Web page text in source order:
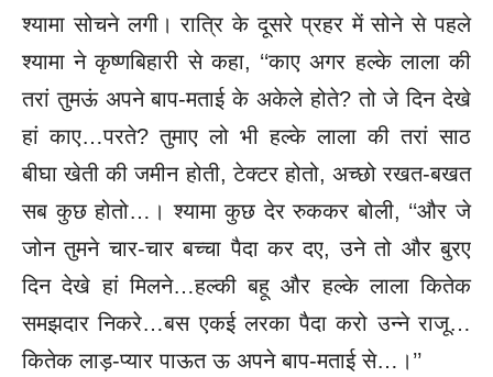
श्यामा सोचने लगी। रात्रि के दूसरे प्रहर में सोने से पहले
श्यामा ने कृष्णबिहारी से कहा, ‘‘काए अगर हल्के लाला की
तरां तुमऊं अपने बाप-मताई के अकेले होते? तो जे दिन देखे
हां काए…परते? तुमाए लो भी हल्के लाला की तरां साठ
बीघा खेती की जमीन होती, टेक्टर होतो, अच्छो रखत-बखत
सब कुछ होतो…। श्यामा कुछ देर रुककर बोली, ‘‘और जे
जोन तुमने चार-चार बच्चा पैदा कर दए, उने तो और बुरए
दिनदेखे हां मिलने…हल्की बहू और हल्के लाला कितेक
समझदार निकरे…बस एकई लरका पैदा करो उन्ने राजू…
कितेक लाड़-प्यार पाऊत ऊ अपने बाप-मताई से…।’’